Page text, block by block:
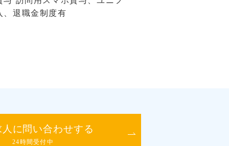
、退職金制度有
に問い合わせする
24時間受付中